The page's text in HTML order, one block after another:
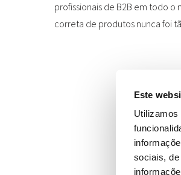
Este
Utilizamos
sociais,
profissionais de B2B em todo o
correta de produtos nunca foi